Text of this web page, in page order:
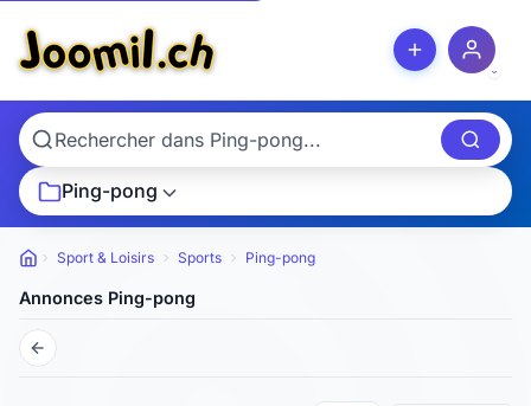
Ping-pong
Petites annonces
Sport & Loisirs Sports Ping-pong
Annonces Ping-pong